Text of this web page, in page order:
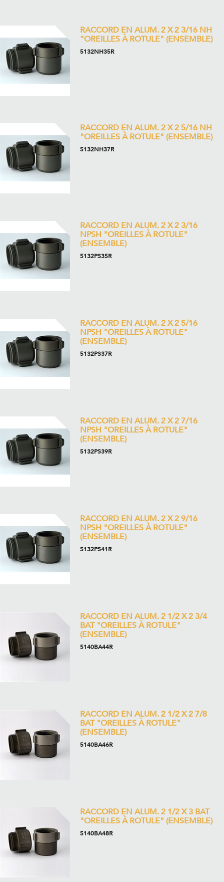
RACCORD EN ALUM. 2 X 2 3/16 NH
"OREILLES À ROTULE" (ENSEMBLE)
5132NH35R
RACCORD EN ALUM. 2 X 2 5/16 NH
"OREILLES À ROTULE" (ENSEMBLE)
5132NH37R
RACCORD EN ALUM. 2 X 2 3/16
NPSH "OREILLES À ROTULE"
(ENSEMBLE)
5132PS35R
RACCORD EN ALUM. 2 X 2 5/16
NPSH "OREILLES À ROTULE"
(ENSEMBLE)
5132PS37R
RACCORD EN ALUM. 2 X 2 7/16
NPSH "OREILLES À ROTULE"
(ENSEMBLE)
5132PS39R
RACCORD EN ALUM. 2 X 2 9/16
NPSH "OREILLES À ROTULE"
(ENSEMBLE)
5132PS41R
RACCORD EN ALUM. 2 1/2 X 2 3/4
BAT "OREILLES À ROTULE"
(ENSEMBLE)
5140BA44R
RACCORD EN ALUM. 2 1/2 X 2 7/8
BAT "OREILLES À ROTULE"
(ENSEMBLE)
5140BA46R
RACCORD EN ALUM. 2 1/2 X 3 BAT
"OREILLES À ROTULE" (ENSEMBLE)
5140BA48R